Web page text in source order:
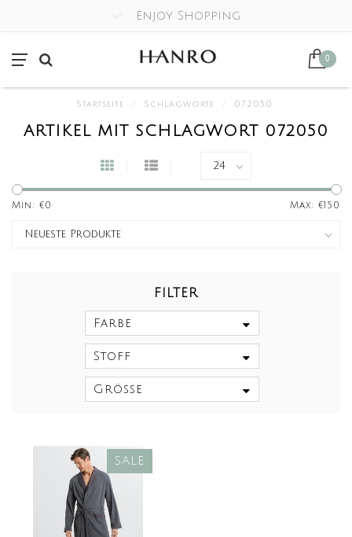
Enjoy Shopping
0
Startseite Schlagworte 072050
ARTIKEL MIT SCHLAGWORT 072050
Min: €0 Max: €150
FILTER
Farbe
Stoff
Größe
SALE